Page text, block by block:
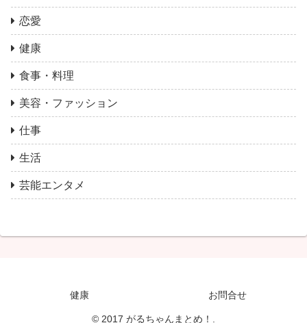
恋愛
健康
食事・料理
美容・ファッション
仕事
生活
芸能エンタメ
健康 お問合せ
© 2017 がるちゃんまとめ！.